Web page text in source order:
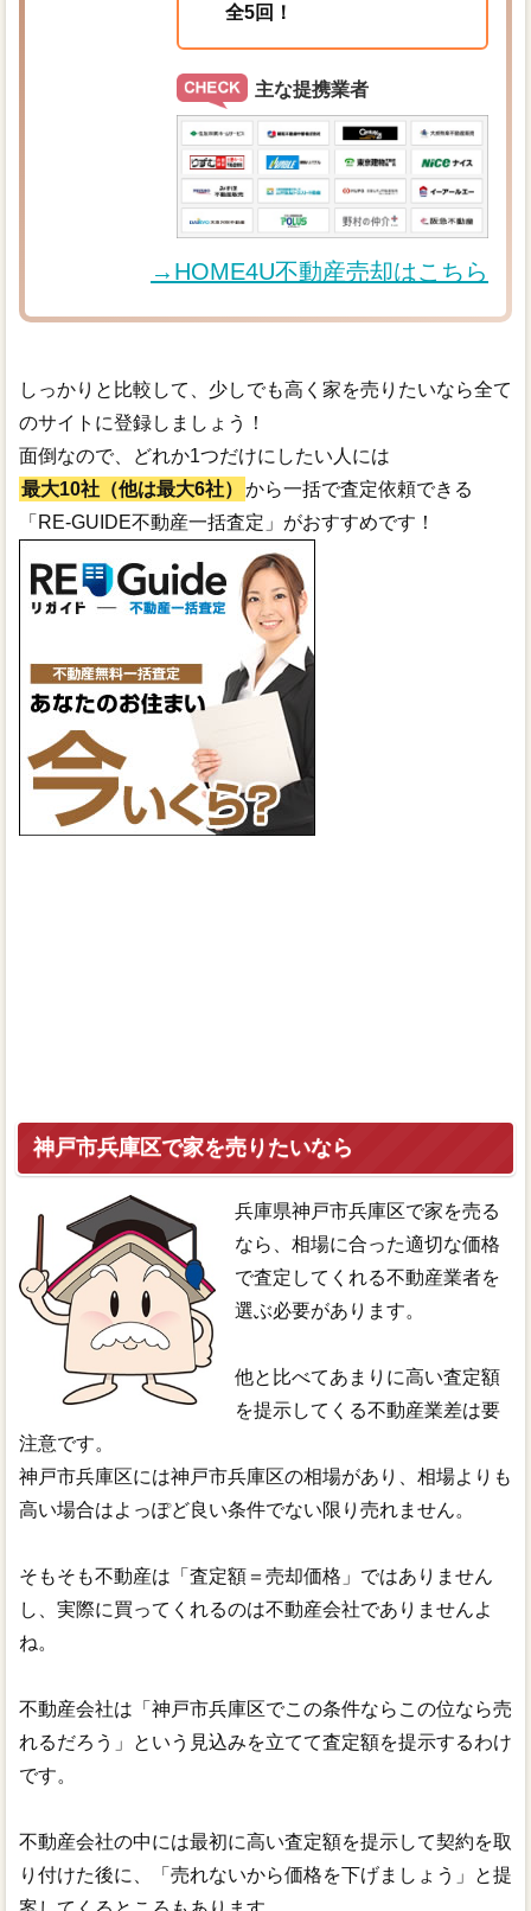
全5回！
主な提携業者
→HOME4U不動産売却はこちら
しっかりと比較して、少しでも高く家を売りたいなら全て
のサイトに登録しましょう！
面倒なので、どれか1つだけにしたい人には
最大10社（他は最大6社）
から一括で査定依頼できる
「RE-GUIDE不動産一括査定」がおすすめです！
神戸市兵庫区で家を売りたいなら
兵庫県神戸市兵庫区で家を売る
なら、相場に合った適切な価格
で査定してくれる不動産業者を
選ぶ必要があります。
他と比べてあまりに高い査定額
を提示してくる不動産業差は要
注意です。
神戸市兵庫区には神戸市兵庫区の相場があり、相場よりも
高い場合はよっぽど良い条件でない限り売れません。
そもそも不動産は「査定額＝売却価格」ではありません
し、実際に買ってくれるのは不動産会社でありませんよ
ね。
不動産会社は「神戸市兵庫区でこの条件ならこの位なら売
れるだろう」という見込みを立てて査定額を提示するわけ
です。
不動産会社の中には最初に高い査定額を提示して契約を取
り付けた後に、「売れないから価格を下げましょう」と提